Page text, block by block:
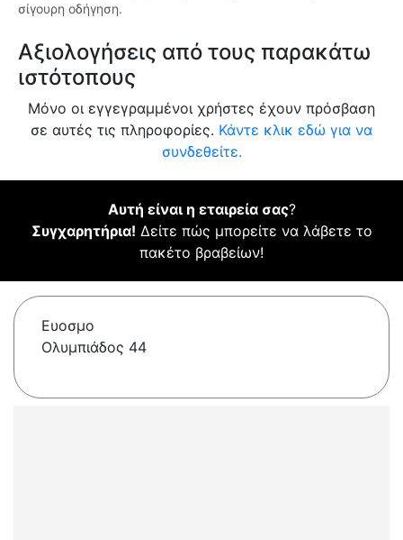
σίγουρη οδήγηση.
Αξιολογήσεις από τους παρακάτω
ιστότοπους
Μόνο οι εγγεγραμμένοι χρήστες έχουν πρόσβαση
σε αυτές τις πληροφορίες. Κάντε κλικ εδώ για να
συνδεθείτε.
Αυτή είναι η εταιρεία σας?
Συγχαρητήρια! Δείτε πώς μπορείτε να λάβετε το
πακέτο βραβείων!
Ευοσμο
Ολυμπιάδος 44